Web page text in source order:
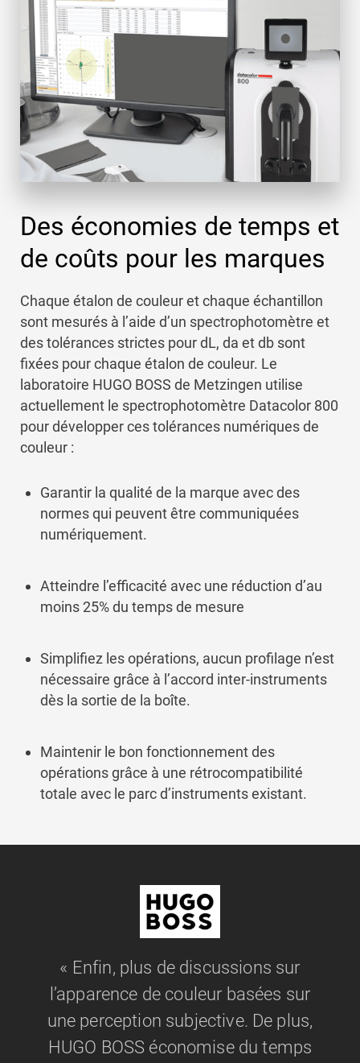
Des économies de temps et
de coûts pour les marques
Chaque étalon de couleur et chaque échantillon
sont mesurés à l’aide d’un spectrophotomètre et
des tolérances strictes pour dL, da et db sont
fixées pour chaque étalon de couleur. Le
laboratoire HUGO BOSS de Metzingen utilise
actuellement le spectrophotomètre Datacolor 800
pour développer ces tolérances numériques de
couleur :
Garantir la qualité de la marque avec des
normes qui peuvent être communiquées
numériquement.
Atteindre l’efficacité avec une réduction d’au
moins 25% du temps de mesure
Simplifiez les opérations, aucun profilage n’est
nécessaire grâce à l’accord inter-instruments
dès la sortie de la boîte.
Maintenir le bon fonctionnement des
opérations grâce à une rétrocompatibilité
totale avec le parc d’instruments existant.
« Enfin, plus de discussions sur
l’apparence de couleur basées sur
une perception subjective. De plus,
HUGO BOSS économise du temps